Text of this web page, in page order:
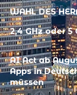
WAHL DES
2,4 GHz oder
AI Act ab
Apps in
müssen